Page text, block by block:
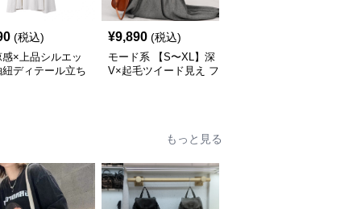
(税込)
感×上品シルエッ
紐ディテール立ち
¥9,890 (税込)
モード系 【S〜XL】深
V×起毛ツイード見え フ
もっと見る